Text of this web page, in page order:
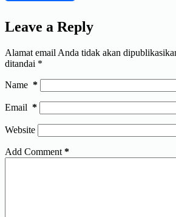
Leave a Reply
Alamat email Anda tidak akan
ditandai *
Name *
Email *
Website
Add Comment *